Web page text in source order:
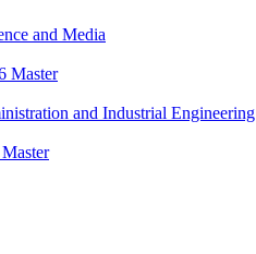
and Media
Master
and Industrial Engineering